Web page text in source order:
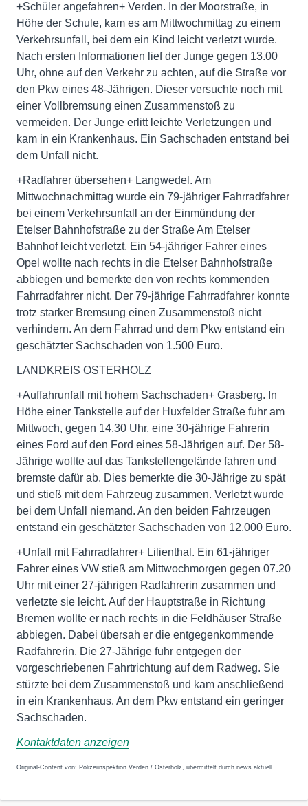
+Schüler angefahren+ Verden. In der Moorstraße, in
Höhe der Schule, kam es am Mittwochmittag zu einem
Verkehrsunfall, bei dem ein Kind leicht verletzt wurde.
Nach ersten Informationen lief der Junge gegen 13.00
Uhr, ohne auf den Verkehr zu achten, auf die Straße vor
den Pkw eines 48-Jährigen. Dieser versuchte noch mit
einer Vollbremsung einen Zusammenstoß zu
vermeiden. Der Junge erlitt leichte Verletzungen und
kam in ein Krankenhaus. Ein Sachschaden entstand bei
dem Unfall nicht.
+Radfahrer übersehen+ Langwedel. Am
Mittwochnachmittag wurde ein 79-jähriger Fahrradfahrer
bei einem Verkehrsunfall an der Einmündung der
Etelser Bahnhofstraße zu der Straße Am Etelser
Bahnhof leicht verletzt. Ein 54-jähriger Fahrer eines
Opel wollte nach rechts in die Etelser Bahnhofstraße
abbiegen und bemerkte den von rechts kommenden
Fahrradfahrer nicht. Der 79-jährige Fahrradfahrer konnte
trotz starker Bremsung einen Zusammenstoß nicht
verhindern. An dem Fahrrad und dem Pkw entstand ein
geschätzter Sachschaden von 1.500 Euro.
LANDKREIS OSTERHOLZ
+Auffahrunfall mit hohem Sachschaden+ Grasberg. In
Höhe einer Tankstelle auf der Huxfelder Straße fuhr am
Mittwoch, gegen 14.30 Uhr, eine 30-jährige Fahrerin
eines Ford auf den Ford eines 58-Jährigen auf. Der 58-
Jährige wollte auf das Tankstellengelände fahren und
bremste dafür ab. Dies bemerkte die 30-Jährige zu spät
und stieß mit dem Fahrzeug zusammen. Verletzt wurde
bei dem Unfall niemand. An den beiden Fahrzeugen
entstand ein geschätzter Sachschaden von 12.000 Euro.
+Unfall mit Fahrradfahrer+ Lilienthal. Ein 61-jähriger
Fahrer eines VW stieß am Mittwochmorgen gegen 07.20
Uhr mit einer 27-jährigen Radfahrerin zusammen und
verletzte sie leicht. Auf der Hauptstraße in Richtung
Bremen wollte er nach rechts in die Feldhäuser Straße
abbiegen. Dabei übersah er die entgegenkommende
Radfahrerin. Die 27-Jährige fuhr entgegen der
vorgeschriebenen Fahrtrichtung auf dem Radweg. Sie
stürzte bei dem Zusammenstoß und kam anschließend
in ein Krankenhaus. An dem Pkw entstand ein geringer
Sachschaden.
Kontaktdaten anzeigen
Original-Content von: Polizeiinspektion Verden / Osterholz, übermittelt durch news aktuell